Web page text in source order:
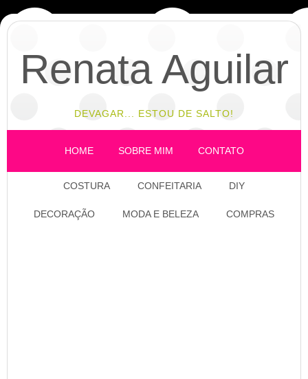
Renata Aguilar
DEVAGAR... ESTOU DE SALTO!
HOME SOBRE MIM CONTATO
COSTURA CONFEITARIA DIY
DECORAÇÃO MODA E BELEZA COMPRAS